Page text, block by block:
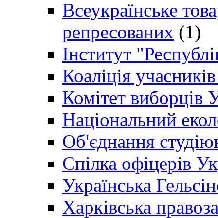
Всеукраїнське
репресованих (1)
Інститут
Коаліція
Комітет виборців
Національний
Об'єднання
Спілка офіцерів
Українська
Харківська